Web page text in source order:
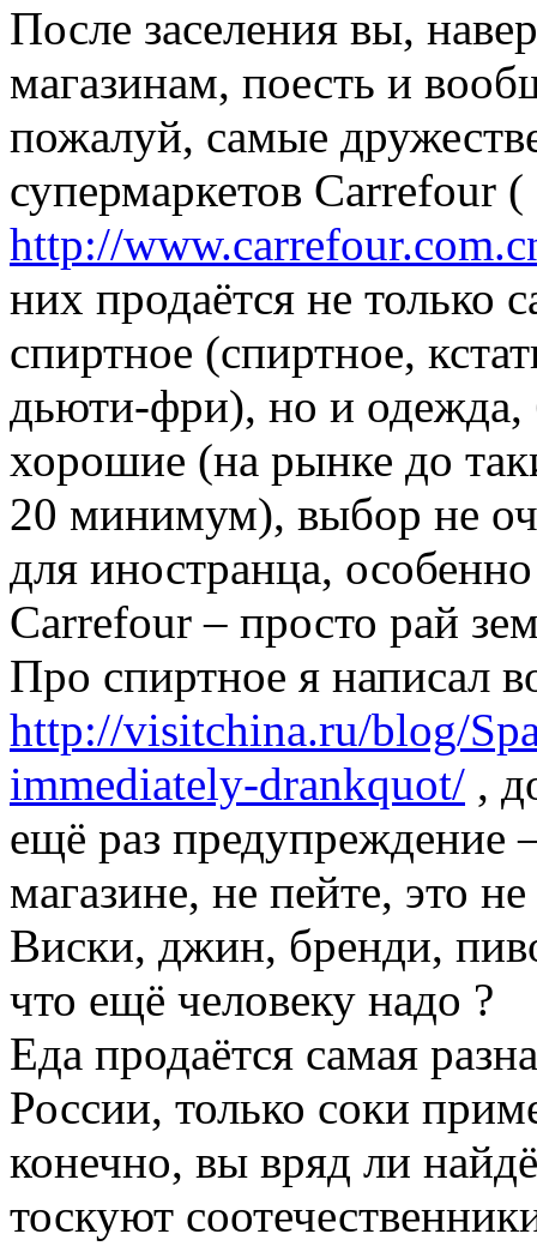
После заселения вы,
магазинам, поесть и
пожалуй, самые
супермаркетов Carrefour (
http://
них продаётся не только
спиртное (спиртное,
дьюти-фри), но и одежда,
хорошие (на рынке до
20 минимум), выбор не
для иностранца,
Carrefour – просто рай
Про спиртное я написал
http://visitchina.ru/blog/
immediately-drankquot/ ,
ещё раз предупреждение
магазине, не пейте, это
Виски, джин, бренди,
что ещё человеку надо ?
Еда продаётся самая
России, только соки
конечно, вы вряд ли
тоскуют